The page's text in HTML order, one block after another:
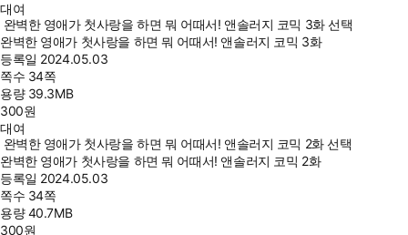
대여
완벽한 영애가 첫사랑을 하면 뭐 어때서! 앤솔러지 코믹 3화 선택
완벽한 영애가 첫사랑을 하면 뭐 어때서! 앤솔러지 코믹 3화
등록일 2024.05.03
쪽수 34쪽
용량 39.3MB
300원
대여
완벽한 영애가 첫사랑을 하면 뭐 어때서! 앤솔러지 코믹 2화 선택
완벽한 영애가 첫사랑을 하면 뭐 어때서! 앤솔러지 코믹 2화
등록일 2024.05.03
쪽수 34쪽
용량40.7MB
300원